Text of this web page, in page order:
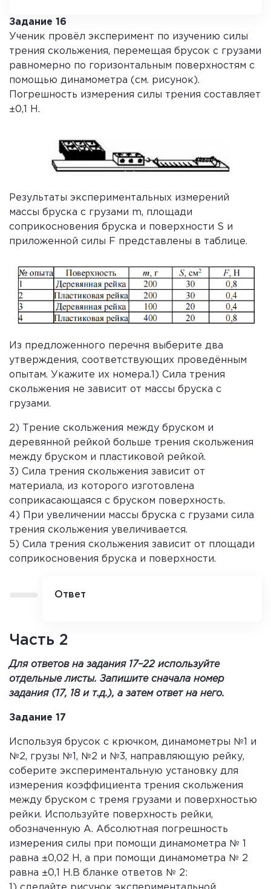
Задание 16
Ученик провёл эксперимент по изучению силы
трения скольжения, перемещая брусок с грузами
равномерно по горизонтальным поверхностям с
помощью динамометра (см. рисунок).
Погрешность измерения силы трения составляет
±0,1 Н.
Результаты экспериментальных измерений
массы бруска с грузами m, площади
соприкосновения бруска и поверхности S и
приложенной силы F представлены в таблице.
Из предложенного перечня выберите два
утверждения, соответствующих проведённым
опытам. Укажите их номера.1) Сила трения
скольжения не зависит от массы бруска с
грузами.
2) Трение скольжения между бруском и
деревянной рейкой больше трения скольжения
между бруском и пластиковой рейкой.
3) Сила трения скольжения зависит от
материала, из которого изготовлена
соприкасающаяся с бруском поверхность.
4) При увеличении массы бруска с грузами сила
трения скольжения увеличивается.
5) Сила трения скольжения зависит от площади
соприкосновения бруска и поверхности.
Ответ
Часть 2
Для ответов на задания 17–22 используйте
отдельные листы. Запишите сначала номер
задания (17, 18 и т.д.), а затем ответ на него.
Задание 17
Используя брусок с крючком, динамометры №1 и
№2, грузы №1, №2 и №3, направляющую рейку,
соберите экспериментальную установку для
измерения коэффициента трения скольжения
между бруском с тремя грузами и поверхностью
рейки. Используйте поверхность рейки,
обозначенную А. Абсолютная погрешность
измерения силы при помощи динамометра № 1
равна ±0,02 Н, а при помощи динамометра № 2
равна ±0,1 Н.В бланке ответов № 2: